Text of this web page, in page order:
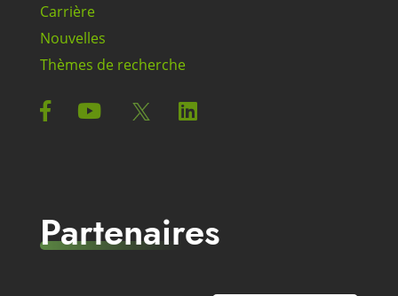
Carrière
Nouvelles
Thèmes de recherche
Partenaires